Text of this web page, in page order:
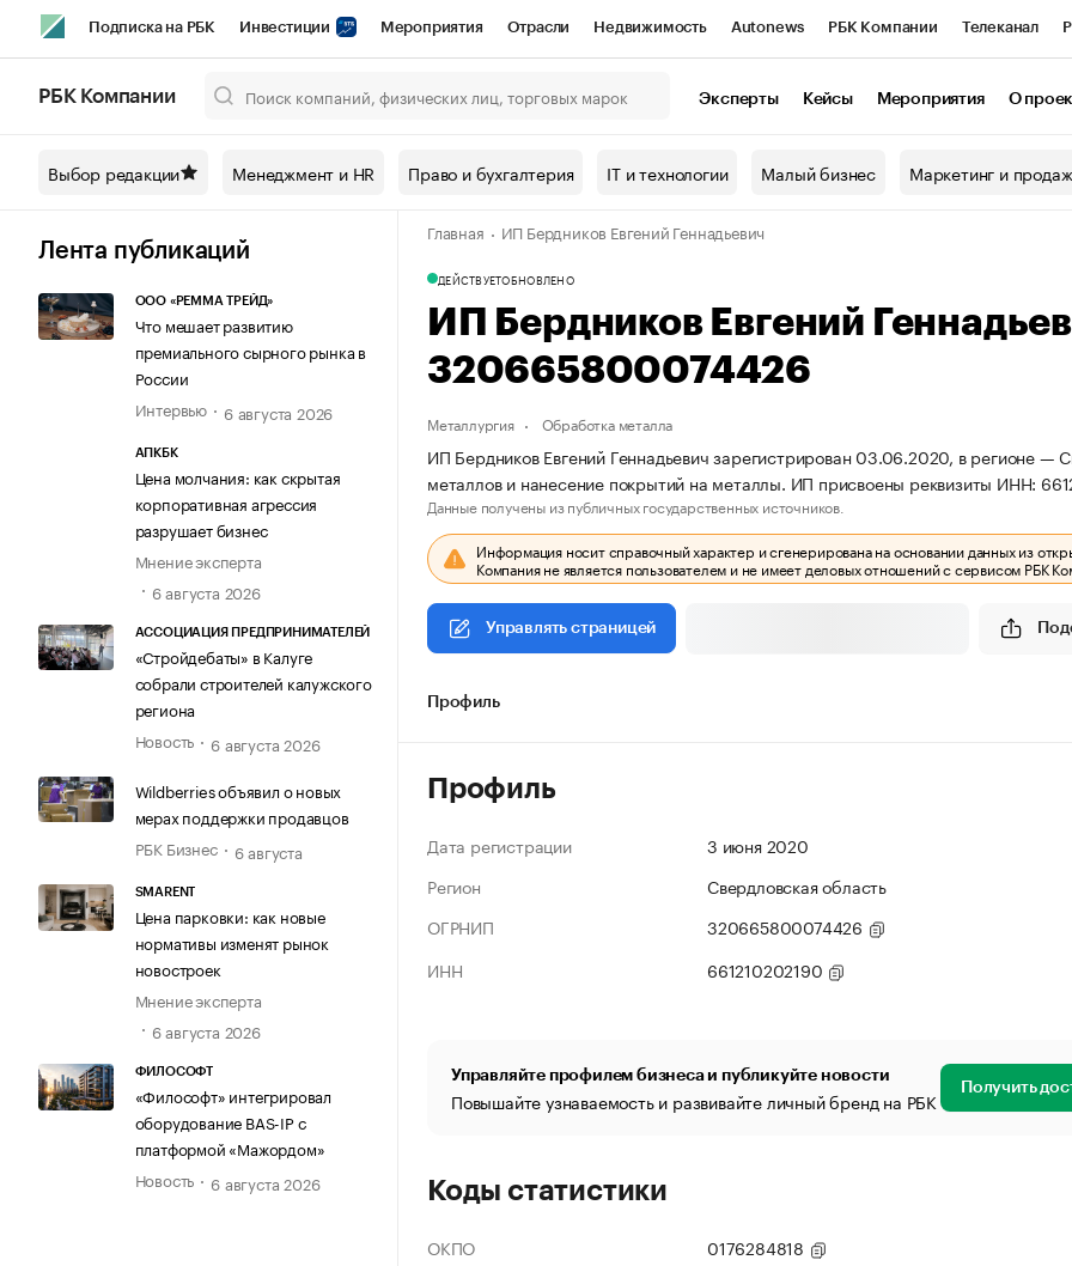
Подписка на РБК Инвестиции Мероприятия Отрасли Недвижимость Autonews РБК Компании Телеканал
Спецпроекты СПб Конференции СПб Спецпроекты Проверка контрагентов
Технологии и медиа Рынок наличной валюты
РБК Компании Эксперты Кейсы Мероприятия О
Выбор редакции Менеджмент и HR Право и бухгалтерия IT и технологии Малый бизнес Маркетинг и
Лента публикаций
ООО «РЕММА ТРЕЙД»
Что мешает развитию
премиального сырного рынка в
России
Интервью
6 августа 2026
АПКБК
Цена молчания: как скрытая
корпоративная агрессия
разрушает бизнес
Мнение эксперта
6 августа 2026
АССОЦИАЦИЯ ПРЕДПРИНИМАТЕЛЕЙ
«Стройдебаты» в Калуге
собрали строителей калужского
региона
Новость
6 августа 2026
Wildberries объявил о новых
мерах поддержки продавцов
РБК Бизнес
6 августа
SMARENT
Цена парковки: как новые
нормативы изменят рынок
новостроек
Мнение эксперта
6 августа 2026
ФИЛОСОФТ
«Философт» интегрировал
оборудование BAS-IP с
платформой «Мажордом»
Новость
6 августа 2026
Главная ИП Бердников Евгений Геннадьевич
ДЕЙСТВУЕТОБНОВЛЕНО
ИП Бердников Евгений
320665800074426
Металлургия Обработка металла
ИП Бердников Евгений Геннадьевич зарегистрирован 03.06.2020, в регионе —
металлов и нанесение покрытий на металлы. ИП присвоены реквизиты ИНН:
Данные получены из публичных государственных источников.
Информация носит справочный характер и сгенерирована на основании данных из
Компания не является пользователем и не имеет деловых отношений с сервисом РБК
Управлять страницей
Профиль
Профиль
Дата регистрации
3 июня 2020
Регион
Свердловская область
ОГРНИП
320665800074426
ИНН
661210202190
Управляйте профилем бизнеса и публикуйте новости
Повышайте узнаваемость и развивайте личный бренд на РБК Получить
Коды статистики
ОКПО
0176284818